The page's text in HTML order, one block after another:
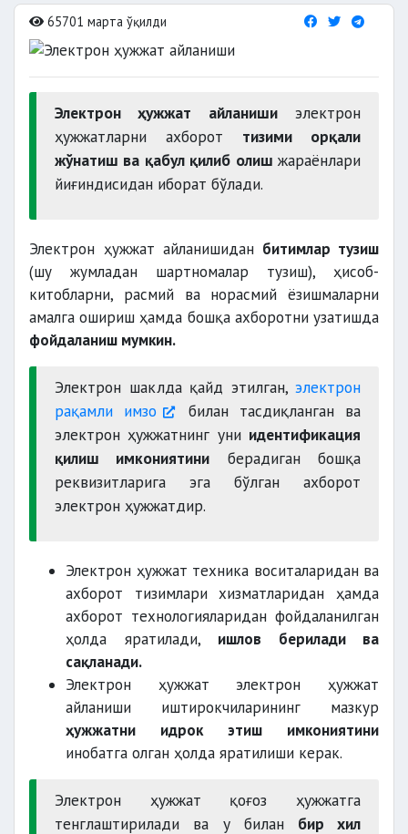
65701 марта ўқилди
Электрон ҳужжат айланишиэлектрон
ҳужжатларни ахборот тизими орқали
жўнатиш ва қабул қилиб олиш жараёнлари
йиғиндисидан иборат бўлади.
Электрон ҳужжат айланишидан битимлар тузиш
(шу жумладан шартномалар тузиш), ҳисоб-
китобларни, расмий ва норасмий ёзишмаларни
амалга ошириш ҳамда бошқа ахборотни узатишда
фойдаланиш мумкин.
Электрон шаклда қайд этилган, электрон
рақамли имзо
билан тасдиқланган ва
электрон ҳужжатнинг уни идентификация
қилиш имкониятини берадиган бошқа
реквизитларига эга бўлган ахборот
электрон ҳужжатдир.
Электрон ҳужжат техника воситаларидан ва
ахборот тизимлари хизматларидан ҳамда
ахборот технологияларидан фойдаланилган
ҳолда яратилади, ишлов берилади ва
сақланади.
Электрон ҳужжат электрон ҳужжат
айланиши иштирокчиларининг мазкур
ҳужжатни идрок этиш имкониятини
инобатга олган ҳолда яратилиши керак.
Электрон ҳужжат қоғоз ҳужжатга
тенглаштирилади ва у билан бир хил